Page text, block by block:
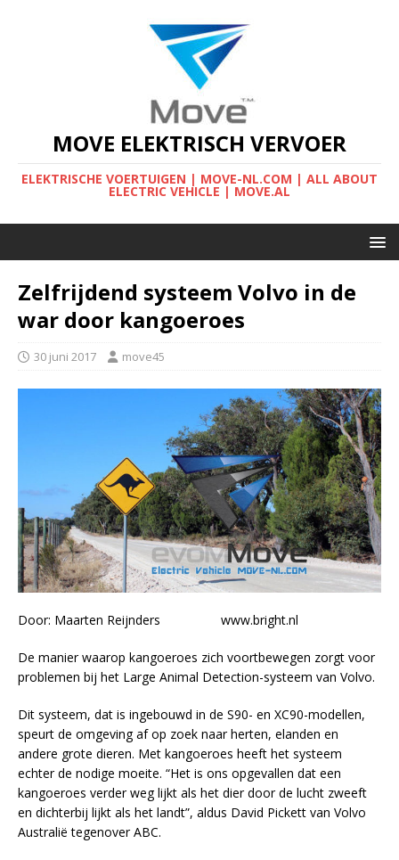
MOVE ELEKTRISCH VERVOER
ELEKTRISCHE VOERTUIGEN | MOVE-NL.COM | ALL ABOUT
ELECTRIC VEHICLE | MOVE.AL
Zelfrijdend systeem Volvo in de
war door kangoeroes
30 juni 2017 move45
Door: Maarten Reijnders www.bright.nl
De manier waarop kangoeroes zich voortbewegen zorgt voor
problemen bij het Large Animal Detection-systeem van Volvo.
Dit systeem, dat is ingebouwd in de S90- en XC90-modellen,
speurt de omgeving af op zoek naar herten, elanden en
andere grote dieren. Met kangoeroes heeft het systeem
echter de nodige moeite. “Het is ons opgevallen dat een
kangoeroes verder weg lijkt als het dier door de lucht zweeft
en dichterbij lijkt als het landt”, aldus David Pickett van Volvo
Australië tegenover ABC.